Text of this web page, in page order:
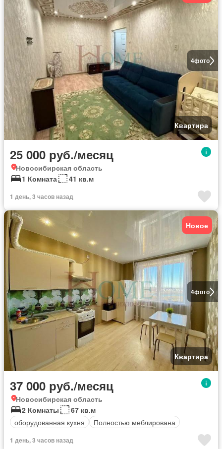
4фото
Квартира
25 000 руб./месяц
Новосибирская область
1 Комната
41 кв.м
1 день, 3 часов назад
4фото
Новое
Квартира
37 000 руб./месяц
Новосибирская область
2 Комнаты
67 кв.м
оборудованная кухня
Полностью меблирована
1 день, 3 часов назад